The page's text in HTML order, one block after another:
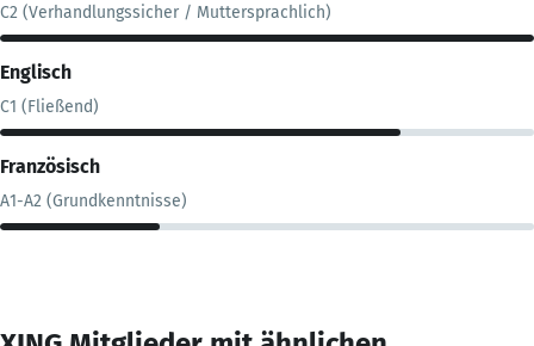
C2 (Verhandlungssicher / Muttersprachlich)
Englisch
C1 (Fließend)
Französisch
A1-A2 (Grundkenntnisse)